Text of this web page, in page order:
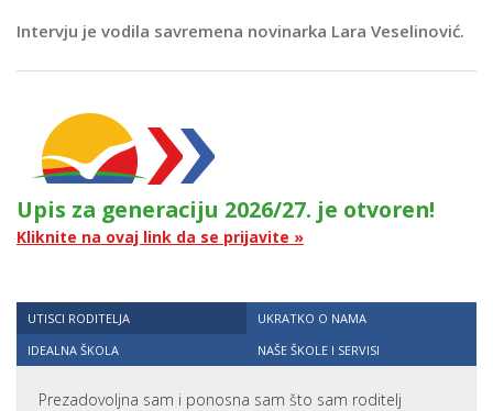
Intervju je vodila savremena novinarka Lara Veselinović.
Upis za generaciju 2026/27. je otvoren!
Kliknite na ovaj link da se prijavite »
UTISCI RODITELJA
UKRATKO O NAMA
IDEALNA ŠKOLA
NAŠE ŠKOLE I SERVISI
Prezadovoljna sam i ponosna sam što sam roditelj